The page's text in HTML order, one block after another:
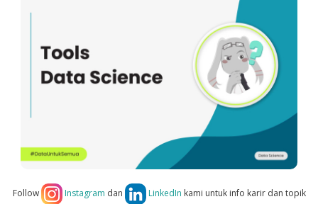
Follow Instagram dan LinkedIn kami untuk info karir dan topik